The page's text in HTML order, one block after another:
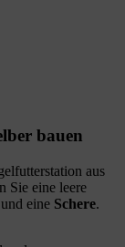
bauen
aus
Sie eine leere
und eine Schere.